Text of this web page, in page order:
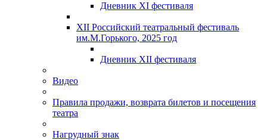
Дневник XI фестиваля
XII Российский театральный фестиваль
им.М.Горького, 2025 год
Дневник XII фестиваля
Видео
Правила продажи, возврата билетов и посещения
театра
Нагрудный знак